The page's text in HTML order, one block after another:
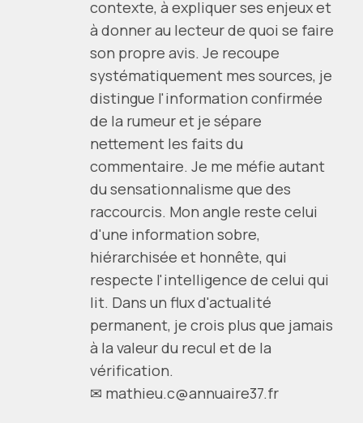
contexte, à expliquer ses enjeux et
à donner au lecteur de quoi se faire
son propre avis. Je recoupe
systématiquement mes sources, je
distingue l'information confirmée
de la rumeur et je sépare
nettement les faits du
commentaire. Je me méfie autant
du sensationnalisme que des
raccourcis. Mon angle reste celui
d'une information sobre,
hiérarchisée et honnête, qui
respecte l'intelligence de celui qui
lit. Dans un flux d'actualité
permanent, je crois plus que jamais
à la valeur du recul et de la
vérification.
✉ mathieu.c@annuaire37.fr